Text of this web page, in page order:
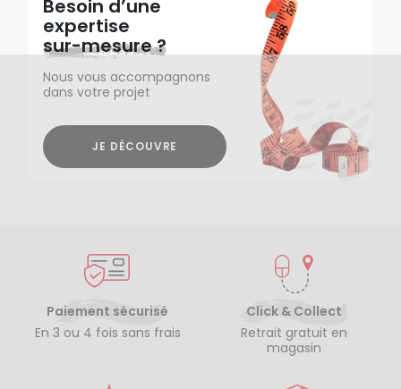
Besoin d’une
expertise
sur-mesure ?
Nous vous accompagnons
dans votre projet
JE DÉCOUVRE
Paiement sécurisé
En 3 ou 4 fois sans frais
Click & Collect
Retrait gratuit en
magasin